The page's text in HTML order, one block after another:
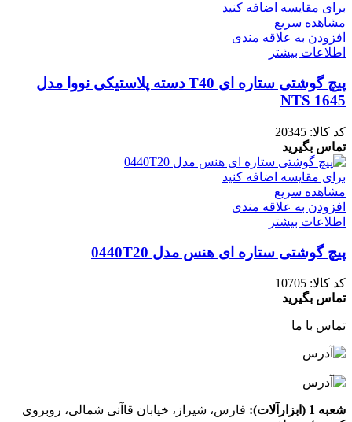
برای مقایسه اضافه کنید
مشاهده سریع
افزودن به علاقه مندی
اطلاعات بیشتر
پیچ گوشتی ستاره ای T40 دسته پلاستیکی نووا مدل
NTS 1645
کد کالا: 20345
تماس بگیرید
برای مقایسه اضافه کنید
مشاهده سریع
افزودن به علاقه مندی
اطلاعات بیشتر
پیچ گوشتی ستاره ای هنس مدل 0440T20
کد کالا: 10705
تماس بگیرید
تماس با ما
شعبه 1 (ابزارآلات):
فارس، شیراز، خیابان قاآنی شمالی، روبروی